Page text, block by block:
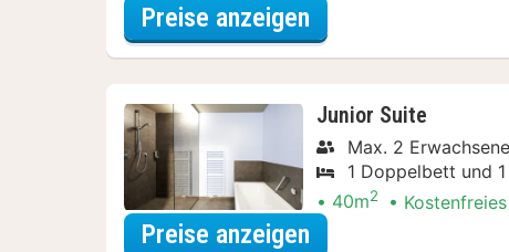
Preise anzeigen
Junior Suite
Max. 2
1 Doppelbett und
40m2
Preise anzeigen